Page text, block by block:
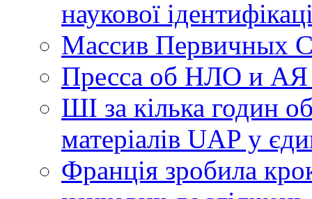
наукової
Массив Первичных
Пресса об НЛО и
ШІ за кілька годин
матеріалів UAP у
Франція зробила